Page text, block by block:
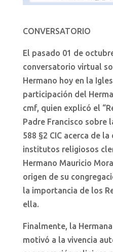
CONVERSATORIO
El pasado 01 de
conversatorio virtual
Hermano hoy en la
participación del
cmf, quien explicó el
Padre Francisco sobre
588 §2 CIC acerca de
institutos religiosos
Hermano Mauricio
origen de su
la importancia de los
ella.
Finalmente, la Hermana
motivó a la vivencia